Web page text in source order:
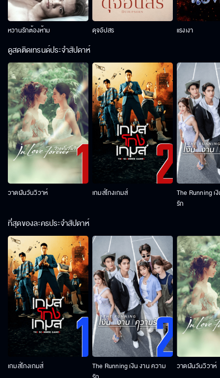
หวานรักต้องห้าม ดุจอัปสร แรงเงา
ดูสดติดเทรนด์ประจำสัปดาห์
วาดฝันวันวิวาห์ เกมส์โกงเกมส์
The Running เ
รัก
ที่สุดของละครประจำสัปดาห์
เกมส์โกงเกมส์
The Running เงิน งาน ความ
วาดฝันวันวิวาห์